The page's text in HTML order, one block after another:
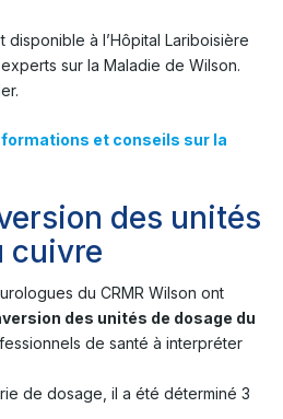
à l’Hôpital Lariboisière
sur la Maladie de Wilson.
et conseils sur la
des unités
cuivre
du CRMR Wilson ont
des unités de dosage du
de santé à interpréter
de dosage, il a été déterminé 3